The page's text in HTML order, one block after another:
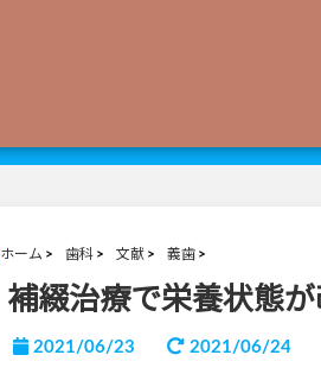
ホーム 歯科 文献 義歯
補綴治療で栄養状態
2021/06/23 2021/06/24